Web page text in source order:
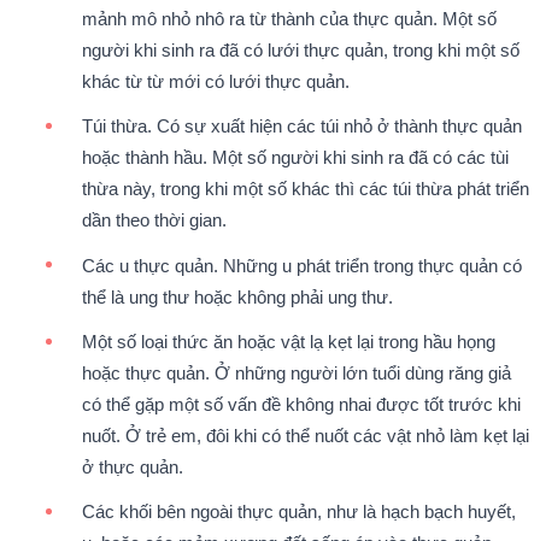
mảnh mô nhỏ nhô ra từ thành của thực quản. Một số
người khi sinh ra đã có lưới thực quản, trong khi một số
khác từ từ mới có lưới thực quản.
Túi thừa. Có sự xuất hiện các túi nhỏ ở thành thực quản
hoặc thành hầu. Một số người khi sinh ra đã có các tùi
thừa này, trong khi một số khác thì các túi thừa phát triển
dần theo thời gian.
Các u thực quản. Những u phát triển trong thực quản có
thể là ung thư hoặc không phải ung thư.
Một số loại thức ăn hoặc vật lạ kẹt lại trong hầu họng
hoặc thực quản. Ở những người lớn tuổi dùng răng giả
có thể gặp một số vấn đề không nhai được tốt trước khi
nuốt. Ở trẻ em, đôi khi có thể nuốt các vật nhỏ làm kẹt lại
ở thực quản.
Các khối bên ngoài thực quản, như là hạch bạch huyết,